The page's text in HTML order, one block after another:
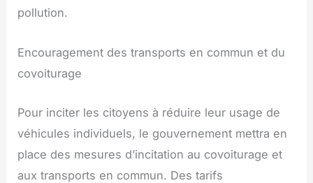
pollution.
Encouragement des transports en commun et du
covoiturage
Pour inciter les citoyens à réduire leur usage de
véhicules individuels, le gouvernement mettra en
place des mesures d’incitation au covoiturage et
aux transports en commun. Des tarifs